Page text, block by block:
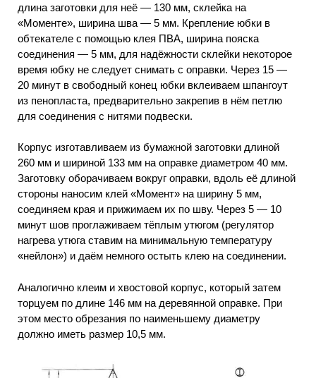
длина заготовки для неё — 130 мм, склейка на
«Моменте», ширина шва — 5 мм. Крепление юбки в
обтекателе с помощью клея ПВА, ширина пояска
соединения — 5 мм, для надёжности склейки некоторое
время юбку не следует снимать с оправки. Через 15 —
20 минут в свободный конец юбки вклеиваем шпангоут
из пенопласта, предварительно закрепив в нём петлю
для соединения с нитями подвески.
Корпус изготавливаем из бумажной заготовки длиной
260 мм и шириной 133 мм на оправке диаметром 40 мм.
Заготовку оборачиваем вокруг оправки, вдоль её длиной
стороны наносим клей «Момент» на ширину 5 мм,
соединяем края и прижимаем их по шву. Через 5 — 10
минут шов проглаживаем тёплым утюгом (регулятор
нагрева утюга ставим на минимальную температуру
«нейлон») и даём немного остыть клею на соединении.
Аналогично клеим и хвостовой корпус, который затем
торцуем по длине 146 мм на деревянной оправке. При
этом место обрезания по наименьшему диаметру
должно иметь размер 10,5 мм.